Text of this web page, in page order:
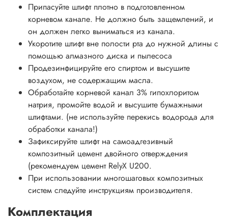
Припасуйте штифт плотно в подготовленном
корневом канале. Не должно быть защемлений, и
он должен легко выниматься из канала.
Укоротите штифт вне полости рта до нужной длины с
помощью алмазного диска и пылесоса
Продезинфицируйте его спиртом и высушите
воздухом, не содержащим масла.
Обработайте корневой канал 3% гипохлоритом
натрия, промойте водой и высушите бумажными
штифтами. (не используйте перекись водорода для
обработки канала!)
Зафиксируйте штифт на самоадгезивный
композитный цемент двойного отверждения
(рекомендуем цемент RelyX U200.
При использовании многошаговых композитных
систем следуйте инструкциям производителя.
Комплектация